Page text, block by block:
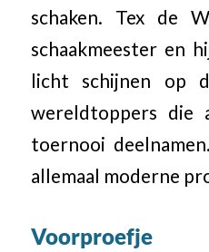
schaken. Tex de
schaakmeester en
licht schijnen op
wereldtoppers die
toernooi
allemaal moderne
Voorproefje